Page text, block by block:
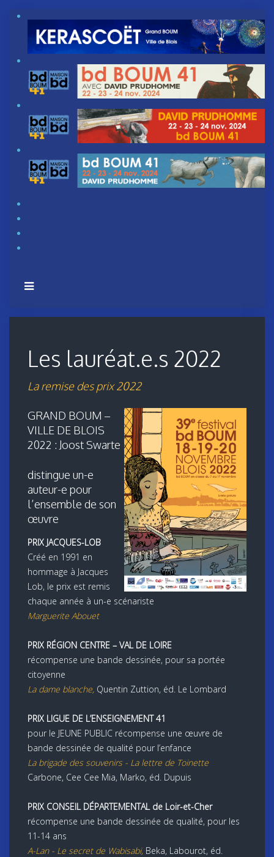
Les lauréat.e.s 2022
La remise des prix 2022
GRAND BOUM –
VILLE DE BLOIS
2022 : Joost Swarte
distingue un-e
auteur-e pour
l’ensemble de son
œuvre
PRIX JACQUES-LOB
Créé en 1991 en
hommage à Jacques
Lob, le prix est remis
chaque année à un-e scénariste
Marguerite Abouet
PRIX RÉGION CENTRE – VAL DE LOIRE
récompense une bande dessinée, pour sa portée
citoyenne
La dame blanche, Quentin Zuttion, éd. Le Lombard
PRIX LIGUE DE L’ENSEIGNEMENT 41
pour le JEUNE PUBLIC récompense une œuvre de
bande dessinée de qualité pour l’enfance
La brigade des souvenirs - La lettre de Toinette
Carbone, Cee Cee Mia, Marko, éd. Dupuis
PRIX CONSEIL DÉPARTEMENTAL de Loir-et-Cher
récompense une bande dessinée de qualité, pour les
11-14 ans
A-Lan - Le secret de Wabisabi, Beka, Labourot, éd.